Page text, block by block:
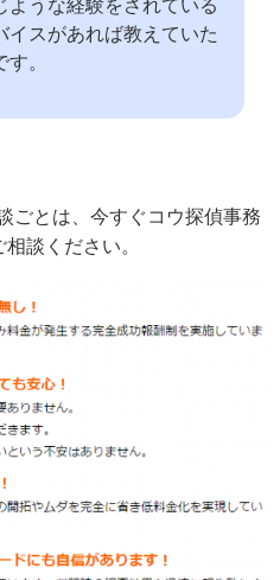
ような経験をされている
イスがあれば教えていた
。
ごとは、今すぐコウ探偵事務
談ください。